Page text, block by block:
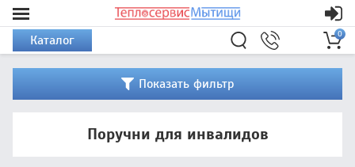
Каталог 0
Показать фильтр
Поручни для инвалидов